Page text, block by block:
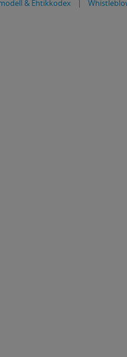
& Ehtikkodex |